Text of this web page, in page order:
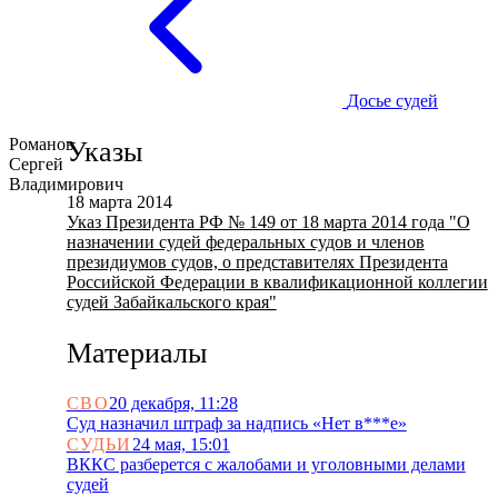
Досье судей
Романов
Сергей
Владимирович
Указы
18 марта 2014
Указ Президента РФ № 149 от 18 марта 2014 года "О
назначении судей федеральных судов и членов
президиумов судов, о представителях Президента
Российской Федерации в квалификационной коллегии
судей Забайкальского края"
Материалы
СВО20 декабря, 11:28
Суд назначил штраф за надпись «Нет в***е»
СУДЬИ 24 мая, 15:01
ВККС разберется с жалобами и уголовными делами
судей